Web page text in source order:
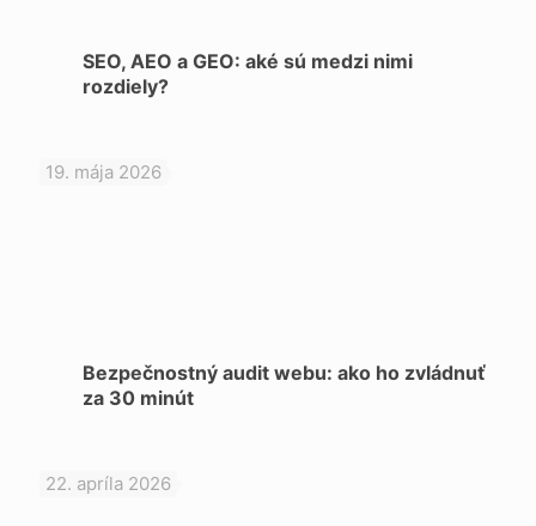
SEO, AEO a GEO: aké sú medzi nimi
rozdiely?
19. mája 2026
Bezpečnostný audit webu: ako ho zvládnuť
za 30 minút
22. apríla 2026